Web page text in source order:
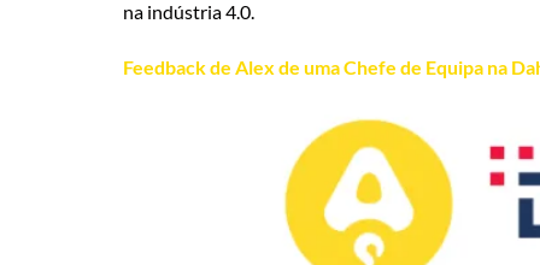
na indústria 4.0.
Feedback de Alex de uma Chefe de Equipa na